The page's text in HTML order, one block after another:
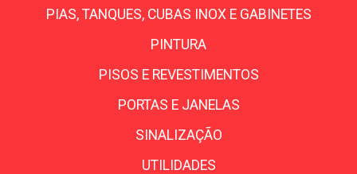
PIAS, TANQUES, CUBAS INOX E GABINETES
PINTURA
PISOS E REVESTIMENTOS
PORTAS E JANELAS
SINALIZAÇÃO
UTILIDADES